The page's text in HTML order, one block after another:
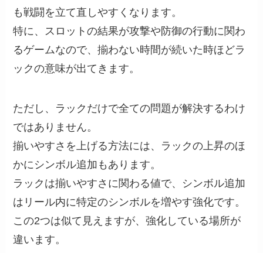
も戦闘を立て直しやすくなります。
特に、スロットの結果が攻撃や防御の行動に関わ
るゲームなので、揃わない時間が続いた時ほどラ
ックの意味が出てきます。
ただし、ラックだけで全ての問題が解決するわけ
ではありません。
揃いやすさを上げる方法には、ラックの上昇のほ
かにシンボル追加もあります。
ラックは揃いやすさに関わる値で、シンボル追加
はリール内に特定のシンボルを増やす強化です。
この2つは似て見えますが、強化している場所が
違います。